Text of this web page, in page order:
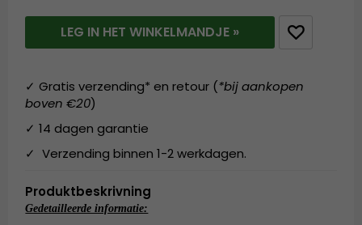
LEG IN HET WINKELMANDJE »
✓ Gratis verzending* en retour (*bij aankopen
boven €20)
✓ 14 dagen garantie
✓ Verzending binnen 1-2 werkdagen.
Produktbeskrivning
Gedetailleerde informatie: